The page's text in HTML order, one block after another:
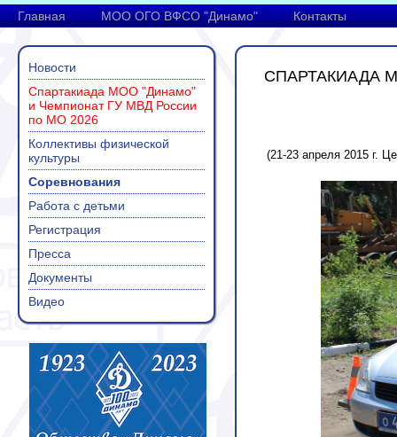
Главная МОО ОГО ВФСО "Динамо" Контакты
Новости
Спартакиада МОО "Динамо"
и Чемпионат ГУ МВД России
по МО 2026
Коллективы физической
культуры
Соревнования
Работа с детьми
Регистрация
Пресса
Документы
Видео
СПАРТАКИАДА
(21-23 апреля 2015 г.